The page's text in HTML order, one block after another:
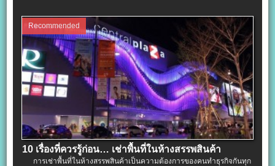
Recommended
10 เรื่องที่ควรรู้ก่อน… เช่าพื้นที่ในห้างสรรพสินค้า
การเช่าพื้นที่ในห้างสรรพสินค้าเป็นความต้องการของคนทำธุรกิจกันทุก